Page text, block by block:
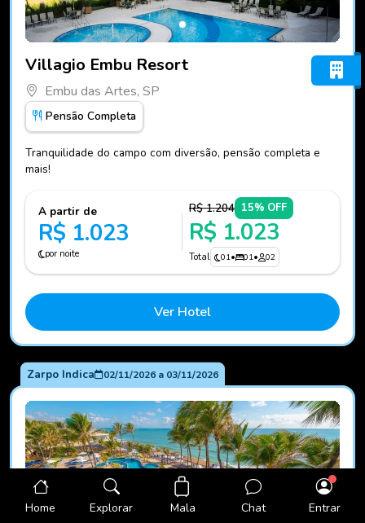
Villagio Embu Resort
Embu das Artes, SP
Pensão Completa
Tranquilidade do campo com diversão, pensão completa e
mais!
A partir de
R$ 1.023
por noite
R$ 1.204 15% OFF
R$ 1.023
Total 01• 01• 02
Ver Hotel
Zarpo Indica 02/11/2026a 03/11/2026
Home Explorar Mala Chat Entrar